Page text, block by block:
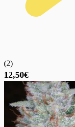
(2)
12,50€